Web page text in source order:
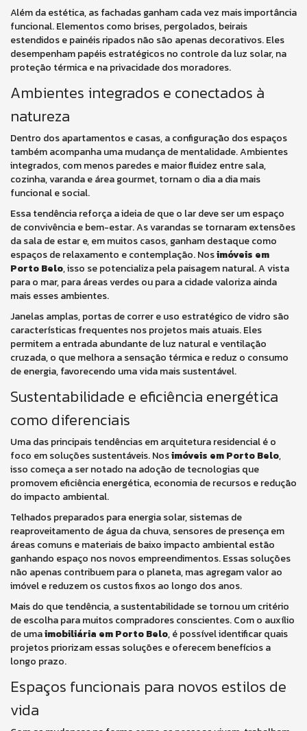
Além da estética, as fachadas ganham cada vez mais importância
funcional. Elementos como brises, pergolados, beirais
estendidos e painéis ripados não são apenas decorativos. Eles
desempenham papéis estratégicos no controle da luz solar, na
proteção térmica e na privacidade dos moradores.
Ambientes integrados e conectados à
natureza
Dentro dos apartamentos e casas, a configuração dos espaços
também acompanha uma mudança de mentalidade. Ambientes
integrados, com menos paredes e maior fluidez entre sala,
cozinha, varanda e área gourmet, tornam o dia a dia mais
funcional e social.
Essa tendência reforça a ideia de que o lar deve ser um espaço
de convivência e bem-estar. As varandas se tornaram extensões
da sala de estar e, em muitos casos, ganham destaque como
espaços de relaxamento e contemplação. Nosimóveis em
Porto Belo, isso se potencializa pela paisagem natural. A vista
para o mar, para áreas verdes ou para a cidade valoriza ainda
mais esses ambientes.
Janelas amplas, portas de correr e uso estratégico de vidro são
características frequentes nos projetos mais atuais. Eles
permitem a entrada abundante de luz natural e ventilação
cruzada, o que melhora a sensação térmica e reduz o consumo
de energia, favorecendo uma vida mais sustentável.
Sustentabilidade e eficiência energética
como diferenciais
Uma das principais tendências em arquitetura residencial é o
foco em soluções sustentáveis. Nosimóveis em Porto Belo,
isso começa a ser notado na adoção de tecnologias que
promovem eficiência energética, economia de recursos e redução
do impacto ambiental.
Telhados preparados para energia solar, sistemas de
reaproveitamento de água da chuva, sensores de presença em
áreas comuns e materiais de baixo impacto ambiental estão
ganhando espaço nos novos empreendimentos. Essas soluções
não apenas contribuem para o planeta, mas agregam valor ao
imóvel e reduzem os custos fixos ao longo dos anos.
Mais do que tendência, a sustentabilidade se tornou um critério
de escolha para muitos compradores conscientes. Com o auxílio
de umaimobiliária em Porto Belo, é possível identificar quais
projetos priorizam essas soluções e oferecem benefícios a
longo prazo.
Espaços funcionais para novos estilos de
vida